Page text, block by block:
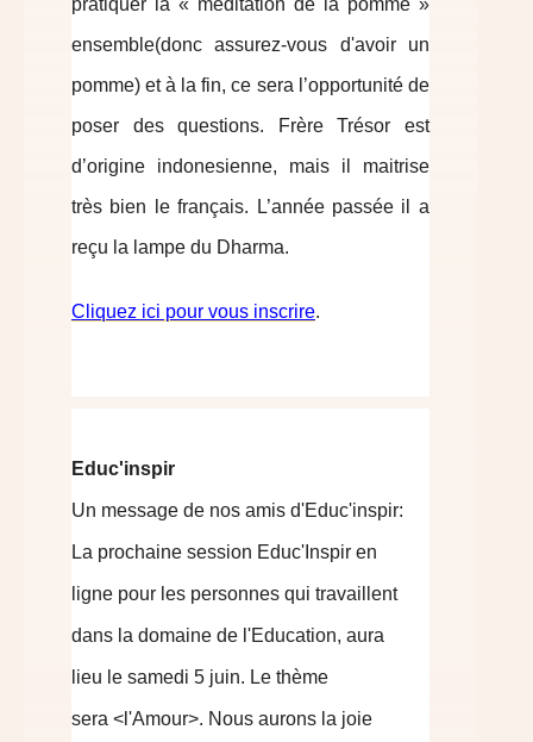
pratiquer la « méditation de la pomme »
ensemble(donc assurez-vous d'avoir un
pomme) et à la fin, ce sera l’opportunité de
poser des questions. Frère Trésor est
d’origine indonesienne, mais il maitrise
très bien le français. L’année passée il a
reçu la lampe du Dharma.
Cliquez ici pour vous inscrire.
Educ'inspir
Un message de nos amis d'Educ'inspir:
La prochaine session Educ'Inspir en
ligne pour les personnes qui travaillent
dans la domaine de l'Education, aura
lieu le samedi 5 juin. Le thème
sera <l'Amour>. Nous aurons la joie